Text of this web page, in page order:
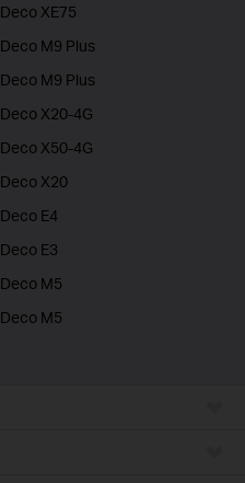
Deco XE75
Deco M9 Plus
Deco M9 Plus
Deco X20-4G
Deco X50-4G
Deco X20
Deco E4
Deco E3
Deco M5
Deco M5